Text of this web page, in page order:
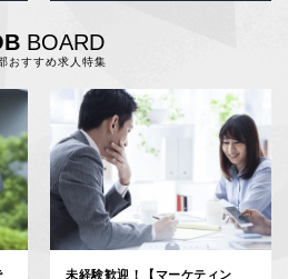
BOARD
おすすめ求人特集
未経験歓迎！【マーケティン